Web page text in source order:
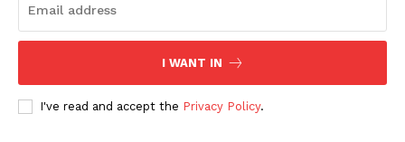
I WANT IN
I've read and accept the Privacy Policy.